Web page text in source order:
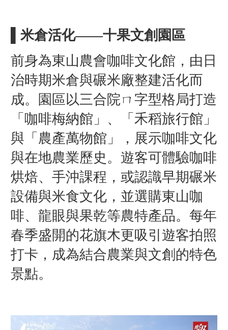
▌米倉活化——十果文創園區
前身為東山農會咖啡文化館，由日
治時期米倉與碾米廠整建活化而
成。園區以三合院ㄇ字型格局打造
「咖啡梅納館」、「禾稻旅行館」
與「農產萬物館」，展示咖啡文化
與在地農業歷史。遊客可體驗咖啡
烘焙、手沖課程，或認識早期碾米
設備與米食文化，並選購東山咖
啡、龍眼與果乾等農特產品。每年
春季盛開的花旗木更吸引遊客拍照
打卡，成為結合農業與文創的特色
景點。